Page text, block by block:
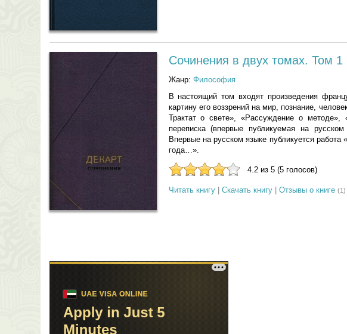
Сочинения в двух томах. Том 1
Жанр: Философия
В настоящий том входят произведения
картину его воззрений на мир, познание,
Трактат о свете», «Рассуждение о
переписка (впервые публикуемая на
Впервые на русском языке публикуется
года…».
4.2 из 5 (5 голосов)
Читать книгу| Скачать книгу| Отзывы о книге (1)